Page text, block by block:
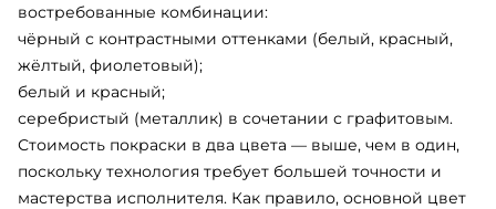
востребованные комбинации:
чёрный с контрастными оттенками (белый, красный,
жёлтый, фиолетовый);
белый и красный;
серебристый (металлик) в сочетании с графитовым.
Стоимость покраски в два цвета — выше, чем в один,
поскольку технология требует большей точности и
мастерства исполнителя. Как правило, основной цвет